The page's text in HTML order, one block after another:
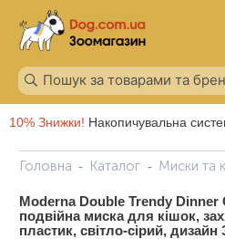
10% Знижки! Накопичувальна
Головна Каталог Миски та
Moderna Double Trendy
подвійна миска для кішок,
пластик, світло-сірий, дизайн